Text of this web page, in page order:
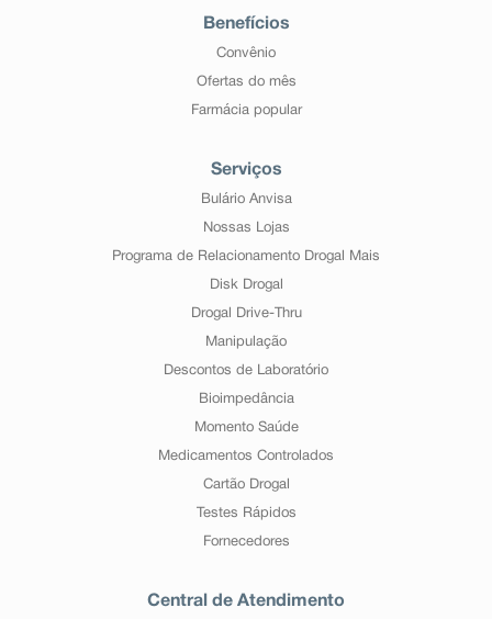
Benefícios
Convênio
Ofertas do mês
Farmácia popular
Serviços
Bulário Anvisa
Nossas Lojas
Programa de Relacionamento Drogal Mais
Disk Drogal
Drogal Drive-Thru
Manipulação
Descontos de Laboratório
Bioimpedância
Momento Saúde
Medicamentos Controlados
Cartão Drogal
Testes Rápidos
Fornecedores
Central de Atendimento